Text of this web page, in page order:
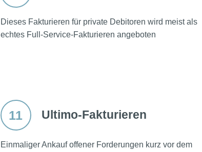
Dieses Fakturieren für private Debitoren wird meist als
echtes Full-Service-Fakturieren angeboten
11 Ultimo-Fakturieren
Einmaliger Ankauf offener Forderungen kurz vor dem